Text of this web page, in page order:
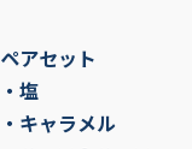
ペアセット
・塩
・キャラメル